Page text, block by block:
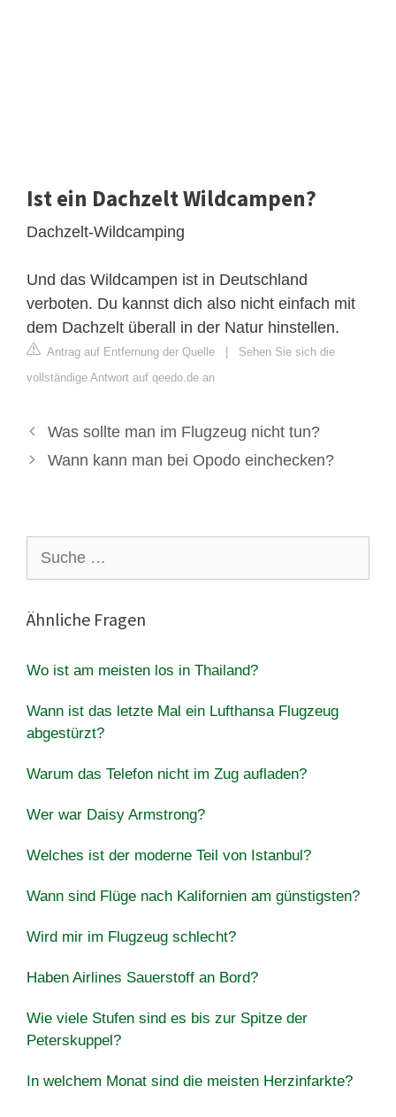
Ist ein Dachzelt Wildcampen?
Dachzelt-Wildcamping
Und das Wildcampen ist in Deutschland
verboten. Du kannst dich also nicht einfach mit
dem Dachzelt überall in der Natur hinstellen.
Antrag auf Entfernung der Quelle | Sehen Sie sich die
vollständige Antwort auf qeedo.de an
Was sollte man im Flugzeug nicht tun?
Wann kann man bei Opodo einchecken?
nach:
Ähnliche Fragen
Wo ist am meisten los in Thailand?
Wann ist das letzte Mal ein Lufthansa Flugzeug
abgestürzt?
Warum das Telefon nicht im Zug aufladen?
Wer war Daisy Armstrong?
Welches ist der moderne Teil von Istanbul?
Wann sind Flüge nach Kalifornien am günstigsten?
Wird mir im Flugzeug schlecht?
Haben Airlines Sauerstoff an Bord?
Wie viele Stufen sind es bis zur Spitze der
Peterskuppel?
In welchem Monat sind die meisten Herzinfarkte?